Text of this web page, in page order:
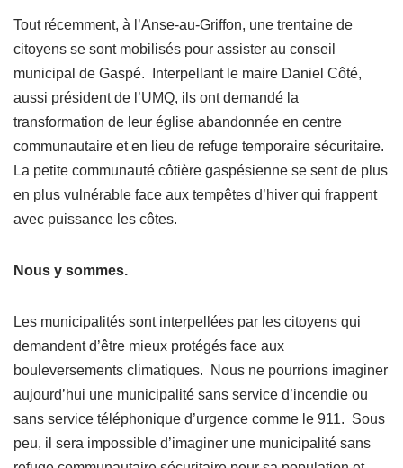
Tout récemment, à l’Anse-au-Griffon, une trentaine de
citoyens se sont mobilisés pour assister au conseil
municipal de Gaspé. Interpellant le maire Daniel Côté,
aussi président de l’UMQ, ils ont demandé la
transformation de leur église abandonnée en centre
communautaire et en lieu de refuge temporaire sécuritaire.
La petite communauté côtière gaspésienne se sent de plus
en plus vulnérable face aux tempêtes d’hiver qui frappent
avec puissance les côtes.
Nous y sommes.
Les municipalités sont interpellées par les citoyens qui
demandent d’être mieux protégés face aux
bouleversements climatiques. Nous ne pourrions imaginer
aujourd’hui une municipalité sans service d’incendie ou
sans service téléphonique d’urgence comme le 911. Sous
peu, il sera impossible d’imaginer une municipalité sans